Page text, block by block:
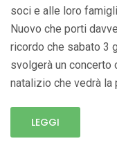
soci e alle loro
Nuovo che porti
ricordo che sabato 3
svolgerà un concerto
natalizio che vedrà la
LEGGI